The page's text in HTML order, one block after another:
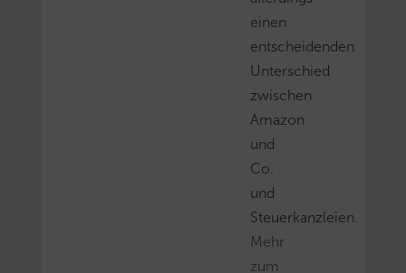
einen
entscheidenden
Unterschied
zwischen
Amazon
und
Co.
und
Steuerkanzleien.
Mehr
zum